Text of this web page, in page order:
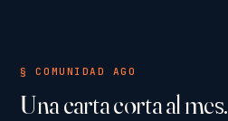
§ COMUNIDAD AGO
Una carta corta al mes.